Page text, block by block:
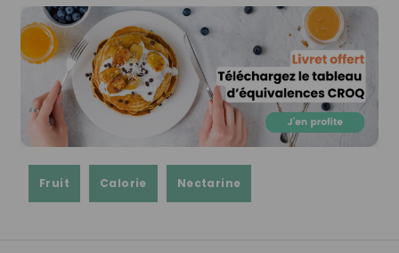
Fruit Calorie Nectarine